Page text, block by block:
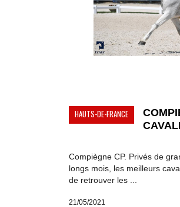
HAUTS-DE-FRANCE
Compiègne CP. Privés de
longs mois, les meilleurs
de retrouver les ...
21/05/2021